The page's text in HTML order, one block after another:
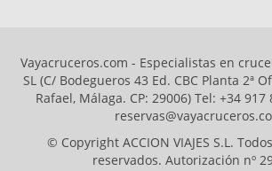
Vayacruceros.com - Especialistas en
SL (C/ Bodegueros 43 Ed. CBC Planta 2ª
Rafael, Málaga. CP: 29006) Tel: +34 917
© Copyright ACCION VIAJES S.L.
reservados. Autorización nº